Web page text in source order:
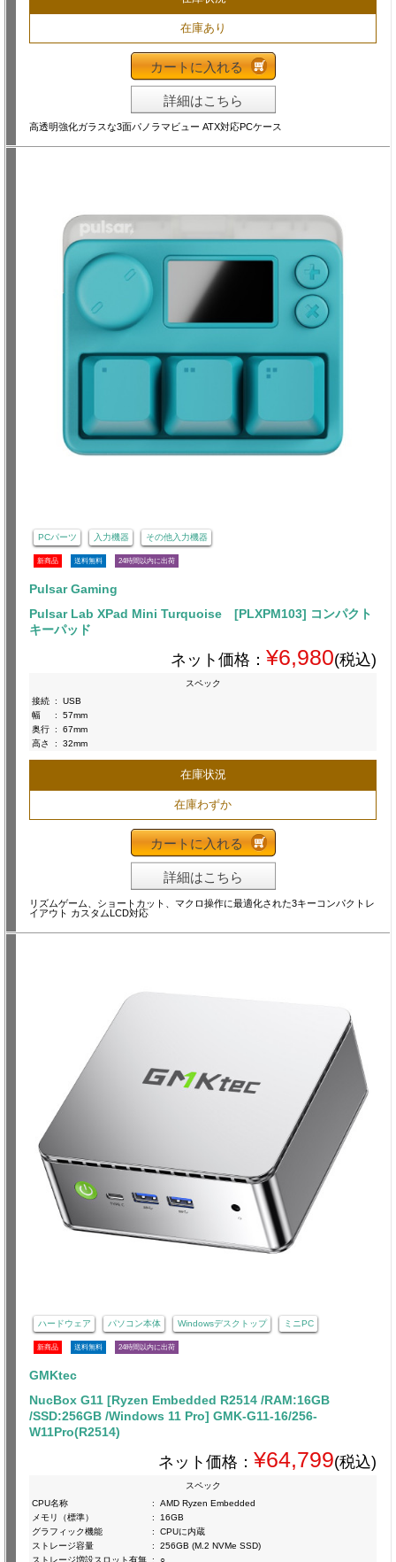
在庫あり
カートに入れる
詳細はこちら
高透明強化ガラスな3面パノラマビュー ATX対応PCケース
PCパーツ 入力機器 その他入力機器
新商品 送料無料 24時間以内に出荷
Pulsar Gaming
Pulsar Lab XPad Mini Turquoise [PLXPM103] コンパクト
キーパッド
ネット価格： ¥6,980(税込)
スペック
接続 :
USB
幅
:
57mm
奥行 :
67mm
高さ
: 32mm
在庫状況
在庫わずか
カートに入れる
詳細はこちら
リズムゲーム、ショートカット、マクロ操作に最適化された3キーコンパクトレ
イアウト カスタムLCD対応
ハードウェア パソコン本体 Windowsデスクトップ ミニPC
新商品 送料無料 24時間以内に出荷
GMKtec
NucBox G11 [Ryzen Embedded R2514 /RAM:16GB
/SSD:256GB /Windows 11 Pro] GMK-G11-16/256-
W11Pro(R2514)
ネット価格： ¥64,799(税込)
スペック
CPU名称
:
AMD Ryzen Embedded
メモリ（標準）
:
16GB
グラフィック機能
:
CPUに内蔵
ストレージ容量
:
256GB (M.2 NVMe SSD)
ストレージ増設スロット有無 :
○